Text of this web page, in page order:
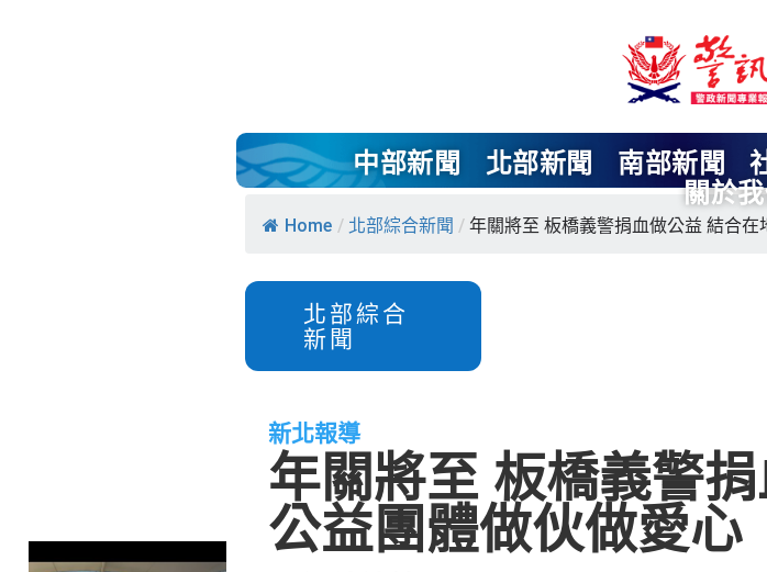
中部新聞 北部新聞 南部新聞
關於
Home / 北部綜合新聞 / 年關將至 板橋義警捐血做公益 結合在
北部綜合
新聞
新北報導
年關將至 板橋義警
公益團體做伙做愛心